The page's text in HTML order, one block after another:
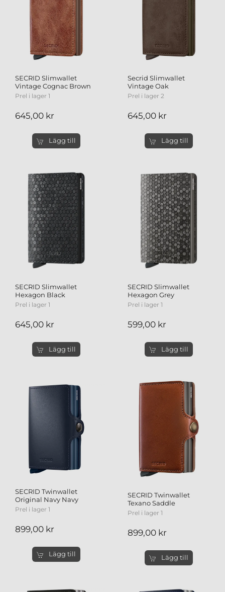
SECRID Slimwallet
Vintage Cognac Brown
Prel i lager 1
645,00 kr
Lägg till
Secrid Slimwallet
Vintage Oak
Prel i lager 2
645,00 kr
Lägg till
SECRID Slimwallet
Hexagon Black
Prel i lager 1
645,00 kr
Lägg till
SECRID Slimwallet
Hexagon Grey
Prel i lager 1
599,00 kr
Lägg till
SECRID Twinwallet
Original Navy Navy
Prel i lager 1
899,00 kr
Lägg till
SECRID Twinwallet
Texano Saddle
Prel i lager 1
899,00 kr
Lägg till